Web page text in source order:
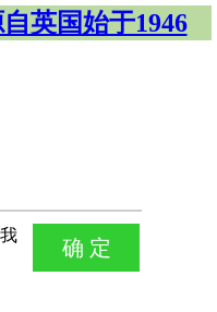
英国始于1946